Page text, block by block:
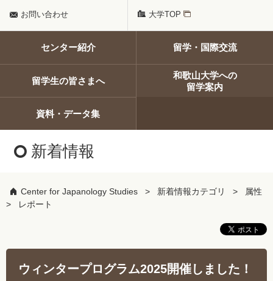
お問い合わせ 大学TOP
センター紹介 留学・国際交流
留学生の皆さまへ
和歌山大学への
留学案内
資料・データ集
新着情報
Center for Japanology Studies 新着情報カテゴリ
属性
レポート
ウィンタープログラム2025開催しました！